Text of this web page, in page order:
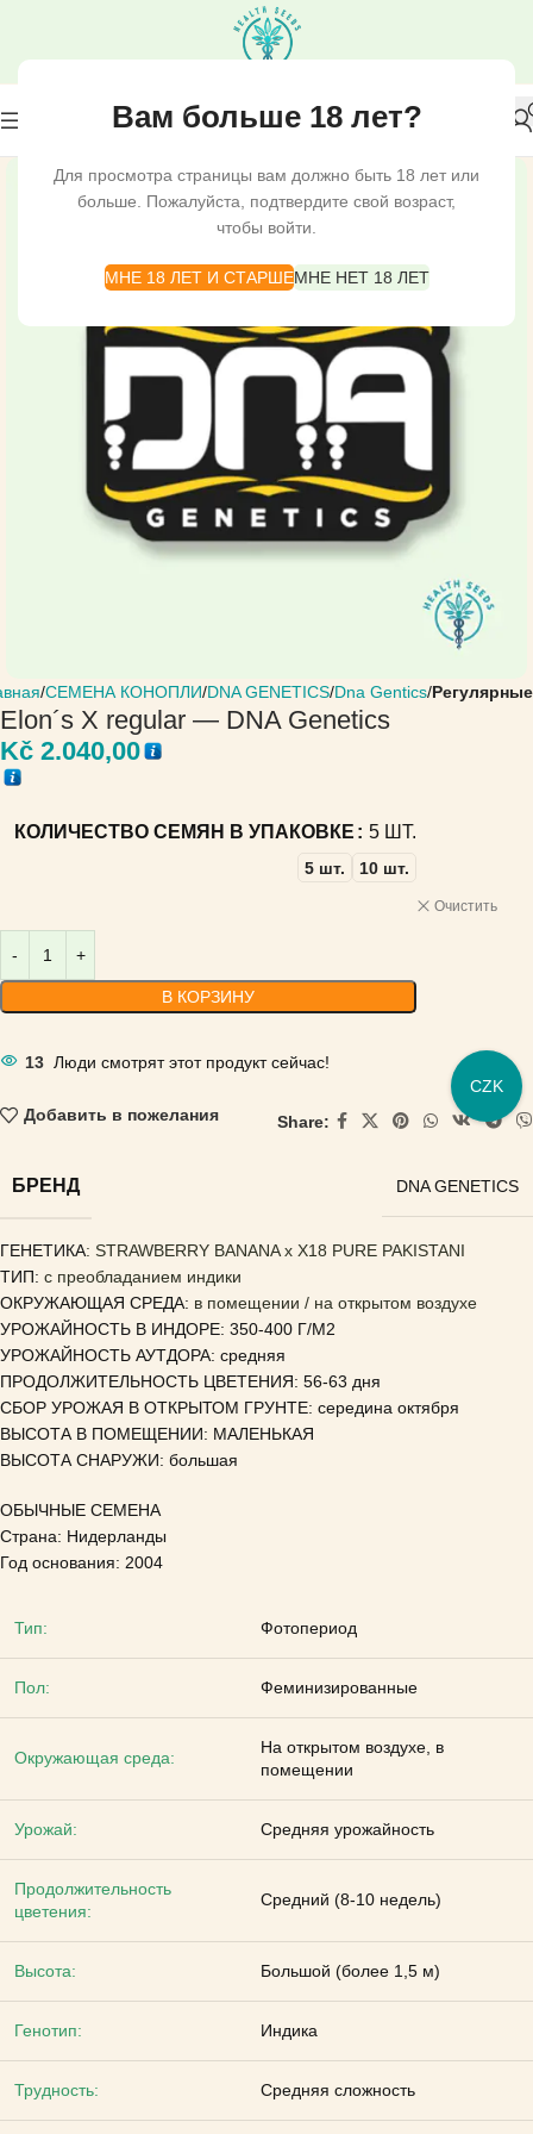
Вам больше 18 лет?
Для просмотра страницы вам должно быть 18 лет или
больше. Пожалуйста, подтвердите свой возраст,
чтобы войти.
МНЕ 18 ЛЕТ И СТАРШЕМНЕ НЕТ 18 ЛЕТ
СЕМЕНА КОНОПЛИ DNA GENETICS Dna Gentics Регулярные
Elon´s X regular — DNA Genetics
Kč 2.040,00
КОЛИЧЕСТВО СЕМЯН В УПАКОВКЕ 5 ШТ.
5 шт. 10 шт.
Очистить
В КОРЗИНУ
13 Люди смотрят этот продукт сейчас!
Добавить в пожелания Share:
БРЕНД DNA GENETICS
ГЕНЕТИКА: STRAWBERRY BANANA x X18 PURE PAKISTANI
ТИП: с преобладанием индики
ОКРУЖАЮЩАЯ СРЕДА: в помещении / на открытом воздухе
УРОЖАЙНОСТЬ В ИНДОРЕ: 350-400 Г/М2
УРОЖАЙНОСТЬ АУТДОРА: средняя
ПРОДОЛЖИТЕЛЬНОСТЬ ЦВЕТЕНИЯ: 56-63 дня
СБОР УРОЖАЯ В ОТКРЫТОМ ГРУНТЕ: середина октября
ВЫСОТА В ПОМЕЩЕНИИ: МАЛЕНЬКАЯ
ВЫСОТА СНАРУЖИ: большая
ОБЫЧНЫЕ СЕМЕНА
Страна: Нидерланды
Год основания: 2004
Тип: Фотопериод
Пол: Феминизированные
Окружающая среда:
На открытом воздухе, в
помещении
Урожай: Средняя урожайность
Продолжительность
цветения:
Средний (8-10 недель)
Высота: Большой (более 1,5 м)
Генотип: Индика
Трудность: Средняя сложность
CZK